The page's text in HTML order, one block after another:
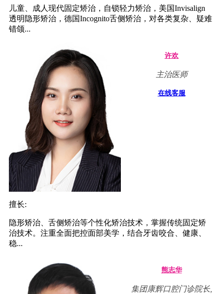
儿童、成人现代固定矫治，自锁轻力矫治，美国Invisalign
透明隐形矫治，德国Incognito舌侧矫治，对各类复杂、疑难
错颌...
许欢
主治医师
在线客服
擅长:
隐形矫治、舌侧矫治等个性化矫治技术，掌握传统固定矫
治技术。注重全面把控面部美学，结合牙齿咬合、健康、
稳...
熊志华
集团康辉口腔门诊院长,